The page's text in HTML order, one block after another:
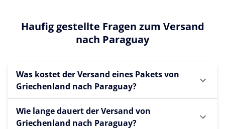
Haufig gestellte Fragen zum Versand
nach Paraguay
Was kostet der Versand eines Pakets von
Griechenland nach Paraguay?
Wie lange dauert der Versand von
Griechenland nach Paraguay?